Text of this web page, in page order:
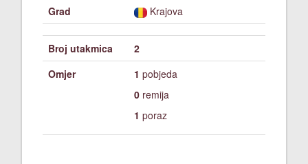
Grad
Krajova
Broj utakmica
2
Omjer
1 pobjeda
0 remija
1 poraz